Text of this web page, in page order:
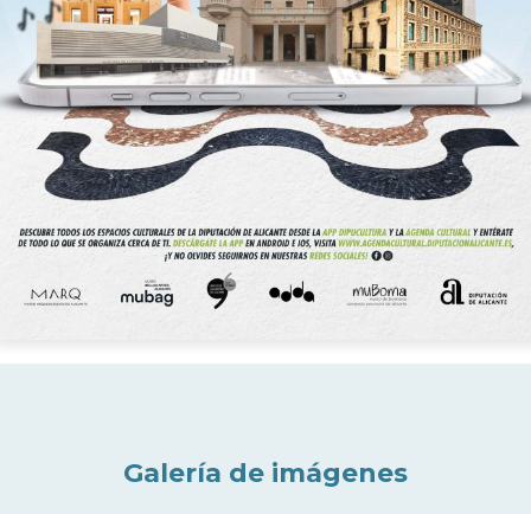
Galería de imágenes